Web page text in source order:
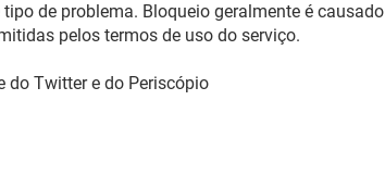
de problema. Bloqueio geralmente é causado
pelos termos de uso do serviço.
do Twitter e do Periscópio